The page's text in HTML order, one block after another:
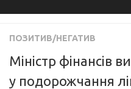
ПОЗИТИВ/НЕГАТИВ
Міністр фінансів
у подорожчання